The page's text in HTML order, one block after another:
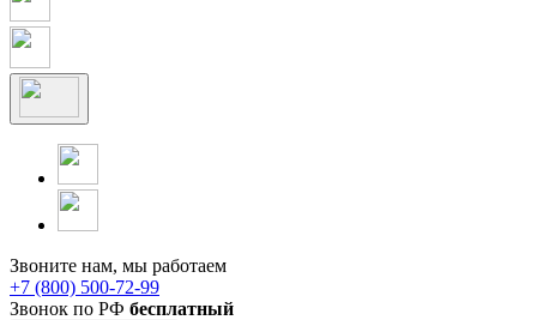
Звоните нам, мы работаем
+7 (800) 500-72-99
Звонок по РФ бесплатный